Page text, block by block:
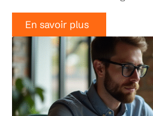
En savoir plus